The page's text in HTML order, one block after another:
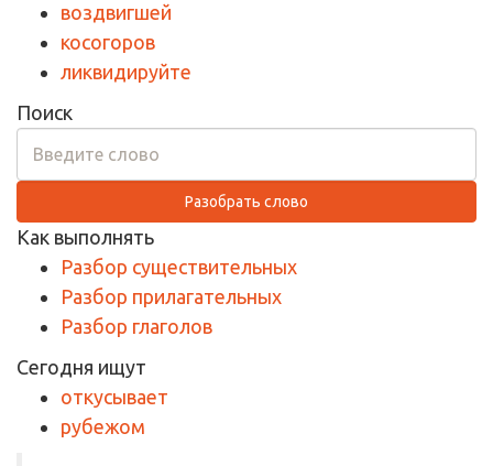
воздвигшей
косогоров
ликвидируйте
Поиск
Разобрать слово
Как выполнять
Разбор существительных
Разбор прилагательных
Разбор глаголов
Сегодня ищут
откусывает
рубежом